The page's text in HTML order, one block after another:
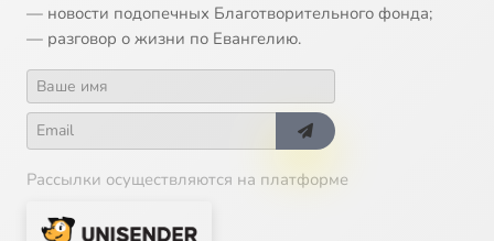
— новости подопечных Благотворительного фонда;
— разговор о жизни по Евангелию.
Рассылки осуществляются на платформе